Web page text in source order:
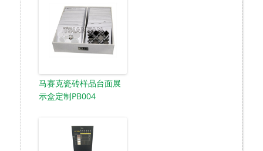
马赛克瓷砖样品台面展
示盒定制PB004